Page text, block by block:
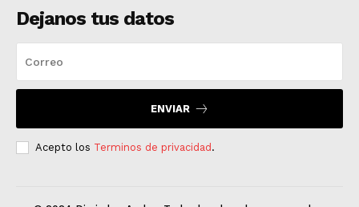
Dejanos tus datos
ENVIAR
Acepto los Terminos de privacidad .